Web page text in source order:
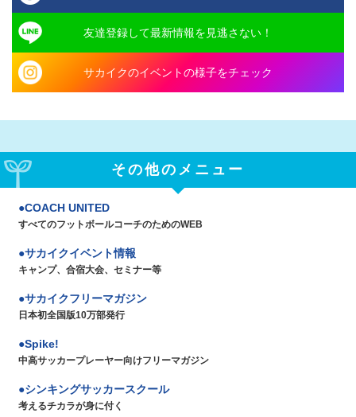
友達登録して最新情報を見逃さない！
サカイクのイベントの様子をチェック
その他のメニュー
COACH UNITED
すべてのフットボールコーチのためのWEB
サカイクイベント情報
キャンプ、合宿大会、セミナー等
サカイクフリーマガジン
日本初全国版10万部発行
Spike!
中高サッカープレーヤー向けフリーマガジン
シンキングサッカースクール
考えるチカラが身に付く